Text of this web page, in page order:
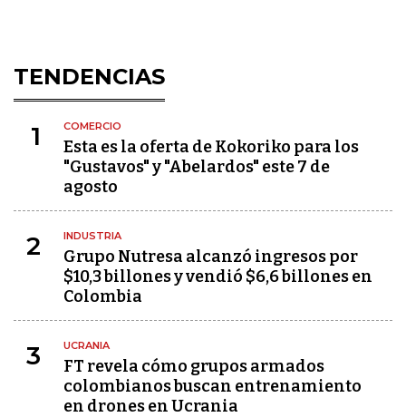
TENDENCIAS
1 COMERCIO
Esta es la oferta de Kokoriko para los
"Gustavos" y "Abelardos" este 7 de
agosto
2 INDUSTRIA
Grupo Nutresa alcanzó ingresos por
$10,3 billones y vendió $6,6 billones en
Colombia
3 UCRANIA
FT revela cómo grupos armados
colombianos buscan entrenamiento
en drones en Ucrania